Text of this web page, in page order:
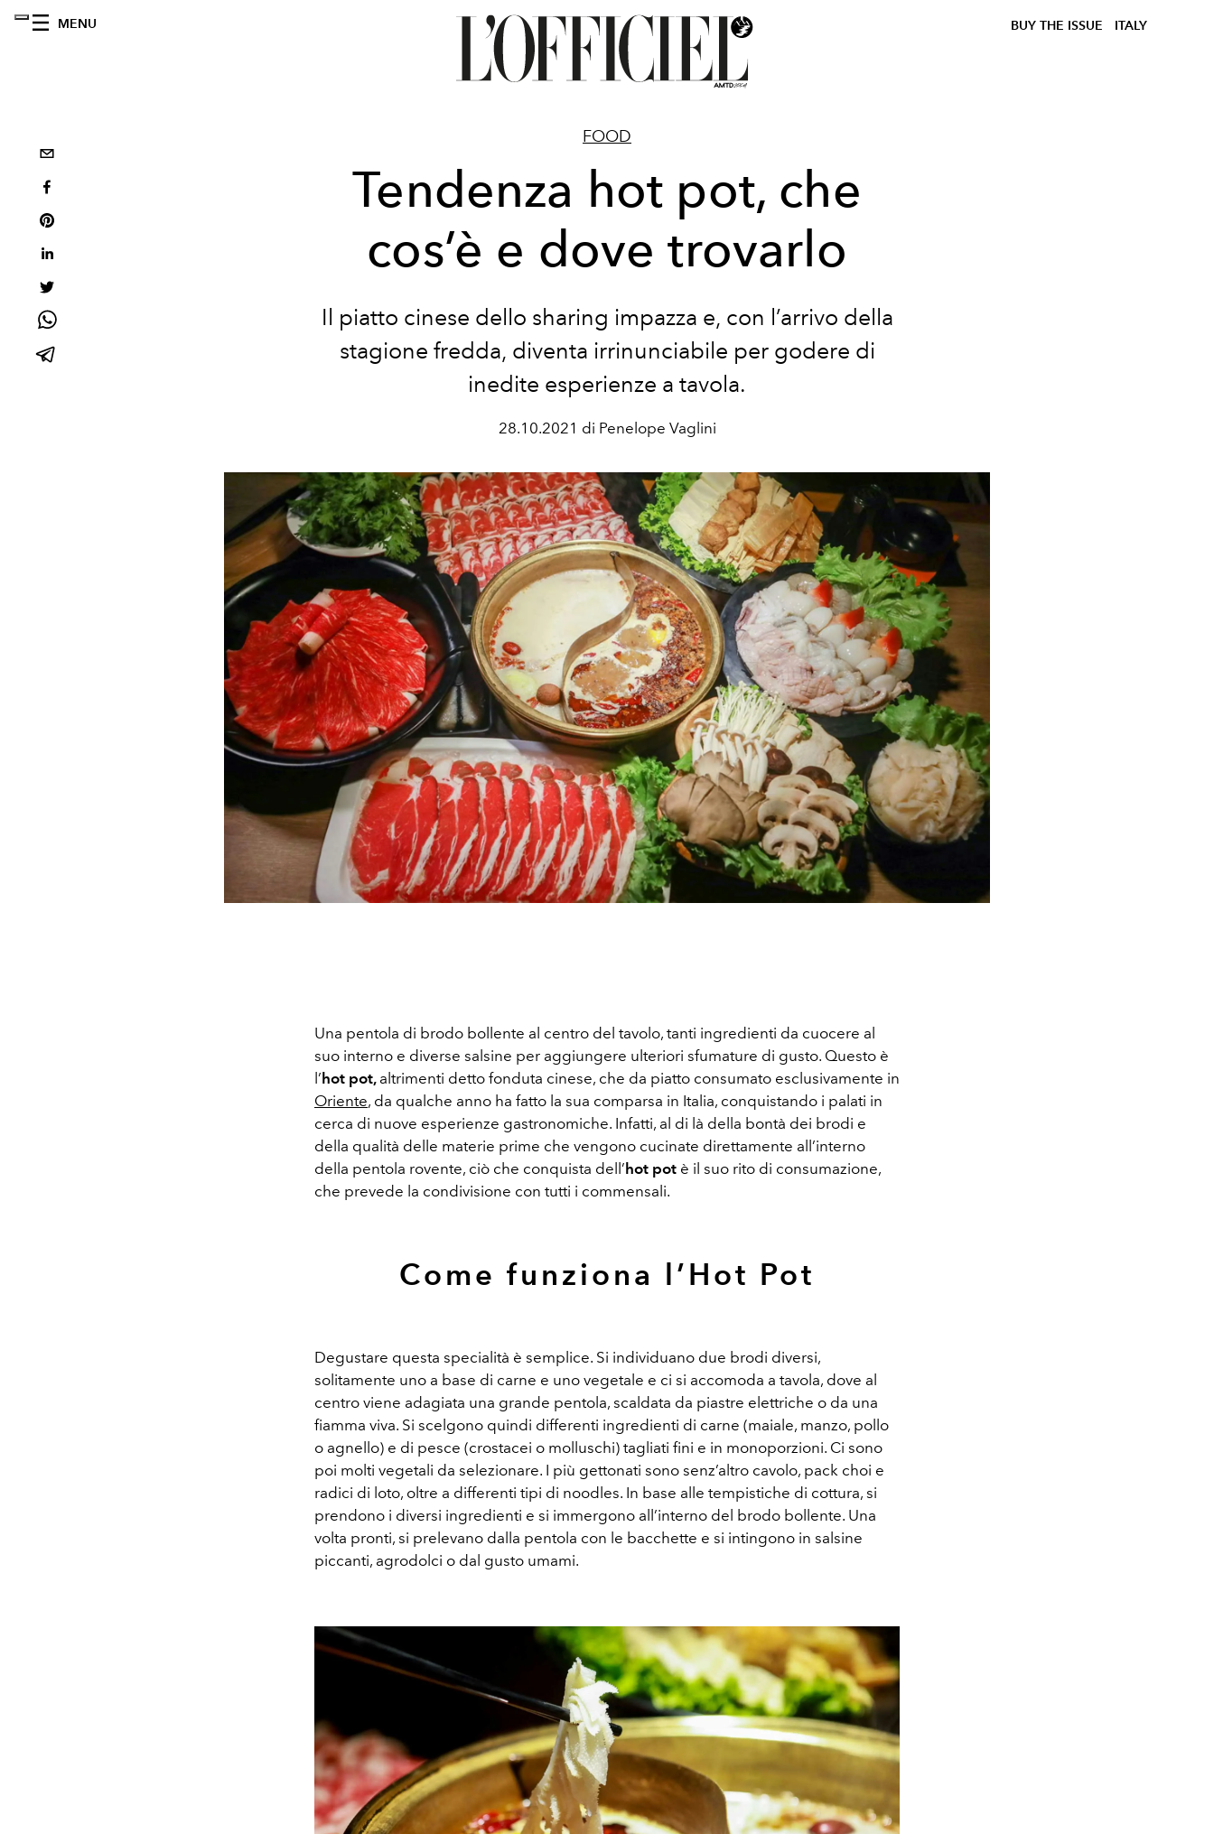
MENU BUY THE ISSUE ITALY
FOOD
Tendenza hot pot, che
cos’è e dove trovarlo
Il piatto cinese dello sharing impazza e, con l’arrivo della
stagione fredda, diventa irrinunciabile per godere di
inedite esperienze a tavola.
28.10.2021 di Penelope Vaglini
Una pentola di brodo bollente al centro del tavolo, tanti ingredienti da cuocere al
suo interno e diverse salsine per aggiungere ulteriori sfumature di gusto. Questo è
l’ hot pot, altrimenti detto fonduta cinese, che da piatto consumato esclusivamente in
Oriente, da qualche anno ha fatto la sua comparsa in Italia, conquistando i palati in
cerca di nuove esperienze gastronomiche. Infatti, al di là della bontà dei brodi e
della qualità delle materie prime che vengono cucinate direttamente all’interno
della pentola rovente, ciò che conquista dell’ hot pot è il suo rito di consumazione,
che prevede la condivisione con tutti i commensali.
Come funziona l’Hot Pot
Degustare questa specialità è semplice. Si individuano due brodi diversi,
solitamente uno a base di carne e uno vegetale e ci si accomoda a tavola, dove al
centro viene adagiata una grande pentola, scaldata da piastre elettriche o da una
fiamma viva. Si scelgono quindi differenti ingredienti di carne (maiale, manzo, pollo
o agnello) e di pesce (crostacei o molluschi) tagliati fini e in monoporzioni. Ci sono
poi molti vegetali da selezionare. I più gettonati sono senz’altro cavolo, pack choi e
radici di loto, oltre a differenti tipi di noodles. In base alle tempistiche di cottura, si
prendono i diversi ingredienti e si immergono all’interno del brodo bollente. Una
volta pronti, si prelevano dalla pentola con le bacchette e si intingono in salsine
piccanti, agrodolci o dal gusto umami.